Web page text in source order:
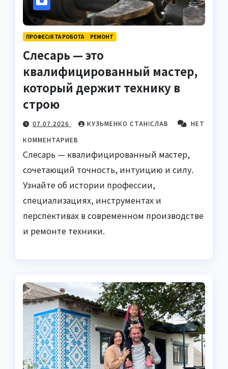
ПРОФЕСІЯ ТА РОБОТА РЕМОНТ
Слесарь — это
квалифицированный мастер,
который держит технику в
строю
07.07.2026 КУЗЬМЕНКО СТАНІСЛАВ
НЕТ
КОММЕНТАРИЕВ
Слесарь — квалифицированный мастер,
сочетающий точность, интуицию и силу.
Узнайте об истории профессии,
специализациях, инструментах и
перспективах в современном производстве
и ремонте техники.